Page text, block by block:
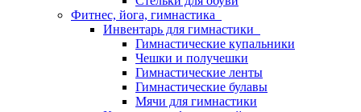
Фитнес, йога, гимнастика
Инвентарь для гимнастики
Гимнастические купальники
Чешки и получешки
Гимнастические ленты
Гимнастические булавы
Мячи для гимнастики